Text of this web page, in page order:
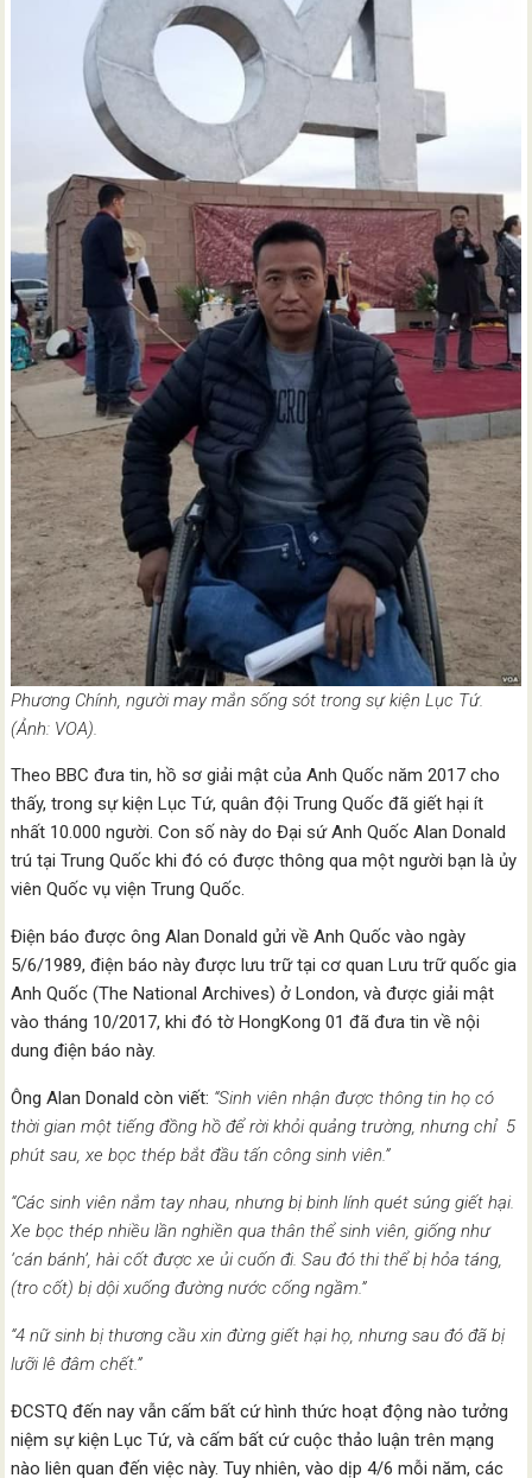
Phương Chính, người may mắn sống sót trong sự kiện Lục Tứ.
(Ảnh: VOA).
Theo BBC đưa tin, hồ sơ giải mật của Anh Quốc năm 2017 cho
thấy, trong sự kiện Lục Tứ, quân đội Trung Quốc đã giết hại ít
nhất 10.000 người. Con số này do Đại sứ Anh Quốc Alan Donald
trú tại Trung Quốc khi đó có được thông qua một người bạn là ủy
viên Quốc vụ viện Trung Quốc.
Điện báo được ông Alan Donald gửi về Anh Quốc vào ngày
5/6/1989, điện báo này được lưu trữ tại cơ quan Lưu trữ quốc gia
Anh Quốc (The National Archives) ở London, và được giải mật
vào tháng 10/2017, khi đó tờ HongKong 01 đã đưa tin về nội
dung điện báo này.
Ông Alan Donald còn viết: “Sinh viên nhận được thông tin họ có
thời gian một tiếng đồng hồ để rời khỏi quảng trường, nhưng chỉ 5
phút sau, xe bọc thép bắt đầu tấn công sinh viên.”
“Các sinh viên nắm tay nhau, nhưng bị binh lính quét súng giết hại.
Xe bọc thép nhiều lần nghiền qua thân thể sinh viên, giống như
‘cán bánh’, hài cốt được xe ủi cuốn đi. Sau đó thi thể bị hỏa táng,
(tro cốt) bị dội xuống đường nước cống ngầm.”
“4 nữ sinh bị thương cầu xin đừng giết hại họ, nhưng sau đó đã bị
lưỡi lê đâm chết.”
ĐCSTQ đến nay vẫn cấm bất cứ hình thức hoạt động nào tưởng
niệm sự kiện Lục Tứ, và cấm bất cứ cuộc thảo luận trên mạng
nào liên quan đến việc này. Tuy nhiên, vào dịp 4/6 mỗi năm, các